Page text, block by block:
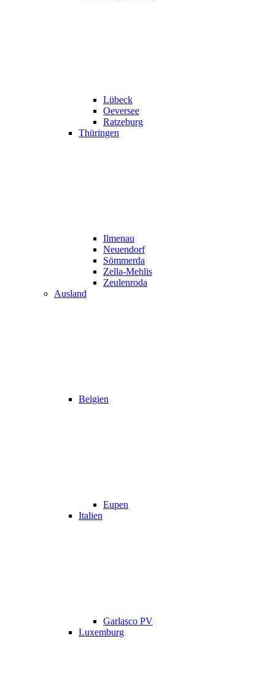
Lübeck
Oeversee
Ratzeburg
Thüringen
Ilmenau
Neuendorf
Sömmerda
Zella-Mehlis
Zeulenroda
Ausland
Belgien
Eupen
Italien
Garlasco PV
Luxemburg